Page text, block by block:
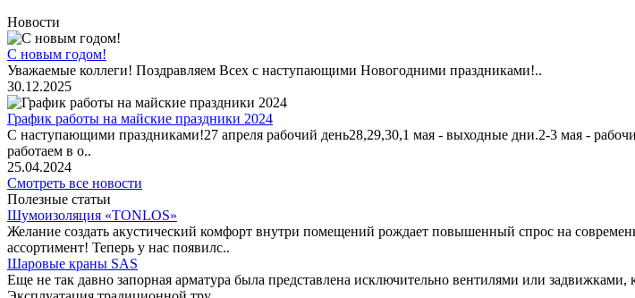
Новости
С новым годом!
Уважаемые коллеги! Поздравляем Всех с наступающими Новогодними праздниками!..
30.12.2025
График работы на майские праздники 2024
С наступающими праздниками!27 апреля рабочий день28,29,30,1 мая - выходные дни.2-3 мая -
работаем в о..
25.04.2024
Смотреть все новости
Полезные статьи
Шумоизоляция «TONLOS»
Желание создать акустический комфорт внутри помещений рождает повышенный спрос на
ассортимент! Теперь у нас появилс..
Шаровые краны SAS
Еще не так давно запорная арматура была представлена исключительно вентилями или